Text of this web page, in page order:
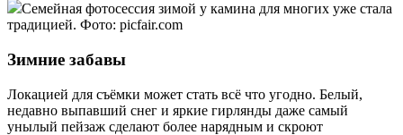
Семейная фотосессия зимой у камина для многих уже стала
традицией. Фото: picfair.com
Зимние забавы
Локацией для съёмки может стать всё что угодно. Белый,
недавно выпавший снег и яркие гирлянды даже самый
унылый пейзаж сделают более нарядным и скроют